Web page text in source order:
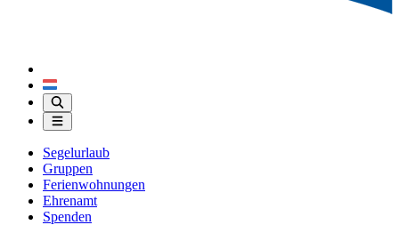
Segelurlaub
Gruppen
Ferienwohnungen
Ehrenamt
Spenden